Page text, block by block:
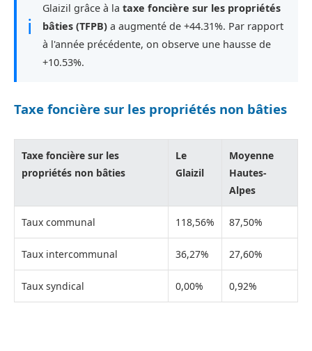
ℹ
Glaizil grâce à la taxe foncière sur les propriétés
bâties (TFPB) a augmenté de +44.31%. Par rapport
à l'année précédente, on observe une hausse de
+10.53%.
Taxe foncière sur les propriétés non bâties
Taxe foncière sur les
propriétés non bâties
Le
Glaizil
Moyenne
Hautes-
Alpes
Taux communal 118,56% 87,50%
Taux intercommunal 36,27% 27,60%
Taux syndical 0,00% 0,92%